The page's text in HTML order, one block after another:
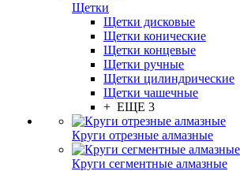
Щетки
Щетки дисковые
Щетки конические
Щетки концевые
Щетки ручные
Щетки цилиндрические
Щетки чашечные
+ ЕЩЕ 3
Круги отрезные алмазные
Круги сегментные алмазные